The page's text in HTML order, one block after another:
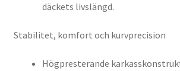
däckets livslängd.
Stabilitet, komfort och kurvprecision
Högpresterande